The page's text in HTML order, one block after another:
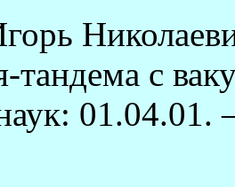
тандема с